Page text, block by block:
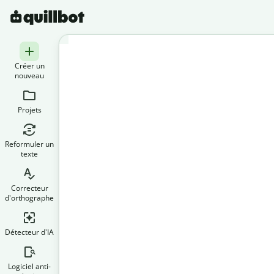
Créer un
nouveau
Projets
Reformuler un
texte
Correcteur
d'orthographe
Détecteur d'IA
Logiciel anti-